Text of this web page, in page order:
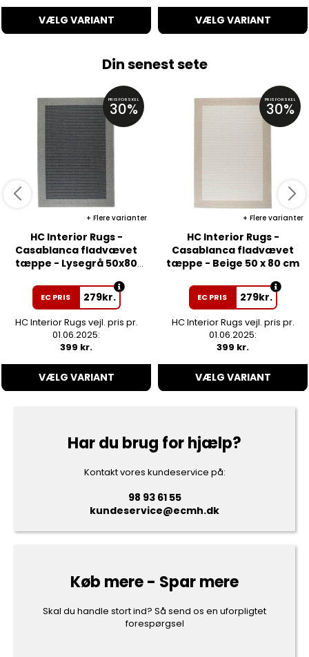
VÆLG VARIANT VÆLG VARIANT
Din senest sete
PRISFORSKEL
30%
Flere varianter
HC Interior Rugs -
Casablanca fladvævet
tæppe - Lysegrå 50x80
EC PRIS 279kr.
HC Interior Rugs vejl. pris pr.
01.06.2025:
399 kr.
VÆLG VARIANT
PRISFORSKEL
30%
Flere varianter
HC Interior Rugs -
Casablanca fladvævet
tæppe - Beige 50 x 80 cm
EC PRIS 279kr.
HC Interior Rugs vejl. pris pr.
01.06.2025:
399 kr.
VÆLG VARIANT
Har du brug for hjælp?
Kontakt vores kundeservice på:
98 93 61 55
kundeservice@ecmh.dk
Køb mere - Spar mere
Skal du handle stort ind? Så send os en uforpligtet
forespørgsel